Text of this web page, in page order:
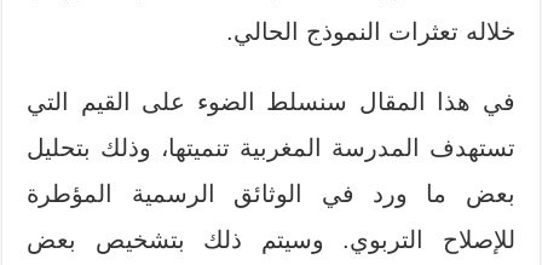
خلاله تعثرات النموذج الحالي.
في هذا المقال سنسلط الضوء على القيم التي
تستهدف المدرسة المغربية تنميتها، وذلك بتحليل
بعض ما ورد في الوثائق الرسمية المؤطرة
للإصلاح التربوي. وسيتم ذلك بتشخيص بعض